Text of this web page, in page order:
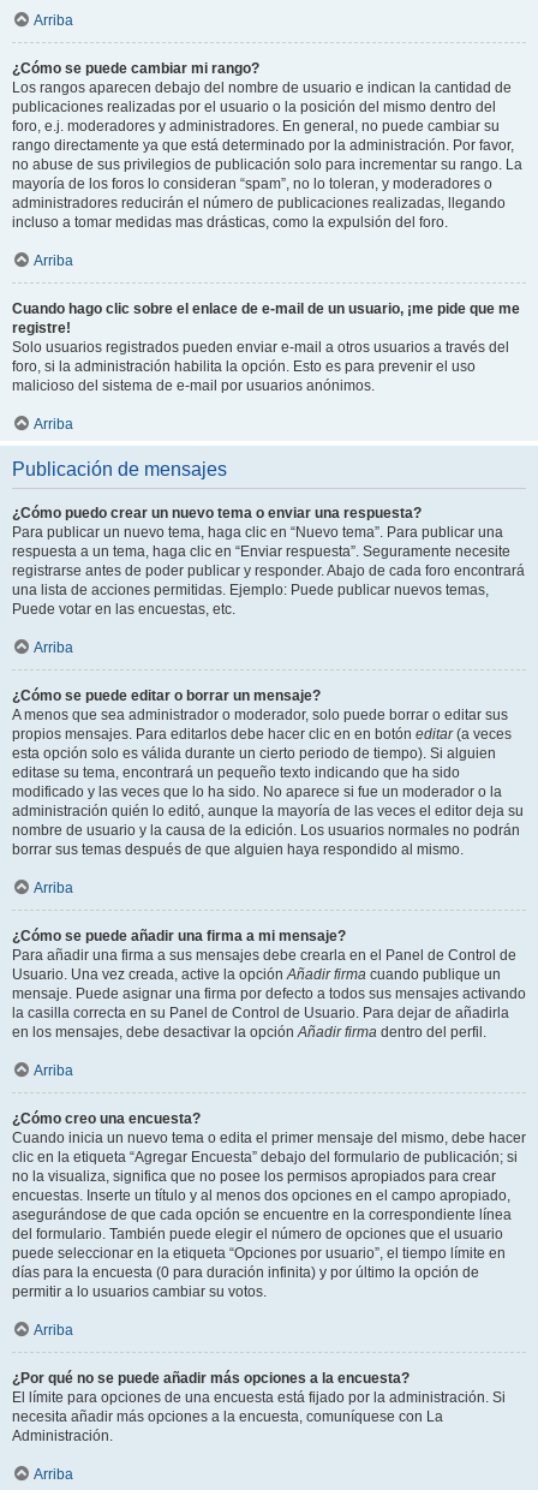
Arriba
¿Cómo se puede cambiar mi rango?
Los rangos aparecen debajo del nombre de usuario e indican la cantidad de
publicaciones realizadas por el usuario o la posición del mismo dentro del
foro, e.j. moderadores y administradores. En general, no puede cambiar su
rango directamente ya que está determinado por la administración. Por favor,
no abuse de sus privilegios de publicación solo para incrementar su rango. La
mayoría de los foros lo consideran “spam”, no lo toleran, y moderadores o
administradores reducirán el número de publicaciones realizadas, llegando
incluso a tomar medidas mas drásticas, como la expulsión del foro.
Arriba
Cuando hago clic sobre el enlace de e-mail de un usuario, ¡me pide que me
registre!
Solo usuarios registrados pueden enviar e-mail a otros usuarios a través del
foro, si la administración habilita la opción. Esto es para prevenir el uso
malicioso del sistema de e-mail por usuarios anónimos.
Arriba
Publicación de mensajes
¿Cómo puedo crear un nuevo tema o enviar una respuesta?
Para publicar un nuevo tema, haga clic en “Nuevo tema”. Para publicar una
respuesta a un tema, haga clic en “Enviar respuesta”. Seguramente necesite
registrarse antes de poder publicar y responder. Abajo de cada foro encontrará
una lista de acciones permitidas. Ejemplo: Puede publicar nuevos temas,
Puede votar en las encuestas, etc.
Arriba
¿Cómo se puede editar o borrar un mensaje?
A menos que sea administrador o moderador, solo puede borrar o editar sus
propios mensajes. Para editarlos debe hacer clic en en botón editar(a veces
esta opción solo es válida durante un cierto periodo de tiempo). Si alguien
editase su tema, encontrará un pequeño texto indicando que ha sido
modificado y las veces que lo ha sido. No aparece si fue un moderador o la
administración quién lo editó, aunque la mayoría de las veces el editor deja su
nombre de usuario y la causa de la edición. Los usuarios normales no podrán
borrar sus temas después de que alguien haya respondido al mismo.
Arriba
¿Cómo se puede añadir una firma a mi mensaje?
Para añadir una firma a sus mensajes debe crearla en el Panel de Control de
Usuario. Una vez creada, active la opciónAñadir firma cuando publique un
mensaje. Puede asignar una firma por defecto a todos sus mensajes activando
la casilla correcta en su Panel de Control de Usuario. Para dejar de añadirla
en los mensajes, debe desactivar la opciónAñadir firma dentro del perfil.
Arriba
¿Cómo creo una encuesta?
Cuando inicia un nuevo tema o edita el primer mensaje del mismo, debe hacer
clic en la etiqueta “Agregar Encuesta” debajo del formulario de publicación; si
no la visualiza, significa que no posee los permisos apropiados para crear
encuestas. Inserte un título y al menos dos opciones en el campo apropiado,
asegurándose de que cada opción se encuentre en la correspondiente línea
del formulario. También puede elegir el número de opciones que el usuario
puede seleccionar en la etiqueta “Opciones por usuario”, el tiempo límite en
días para la encuesta (0 para duración infinita) y por último la opción de
permitir a lo usuarios cambiar su votos.
Arriba
¿Por qué no se puede añadir más opciones a la encuesta?
El límite para opciones de una encuesta está fijado por la administración. Si
necesita añadir más opciones a la encuesta, comuníquese con La
Administración.
Arriba